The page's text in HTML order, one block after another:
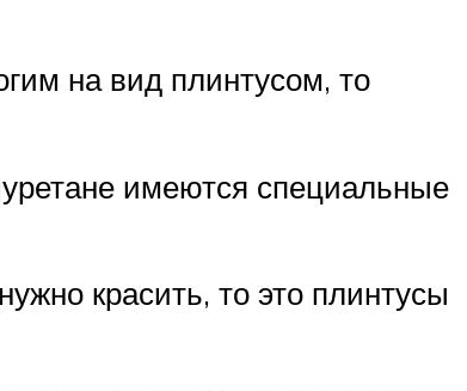
на вид плинтусом, то
имеются специальные
красить, то это плинтусы